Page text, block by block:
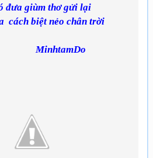
đưa giùm thơ gửi lại
cách biệt nẻo chân trời